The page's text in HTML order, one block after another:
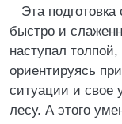
Эта
быстро и
наступал толпой,
ориентируясь
ситуации и свое
лесу. А этого